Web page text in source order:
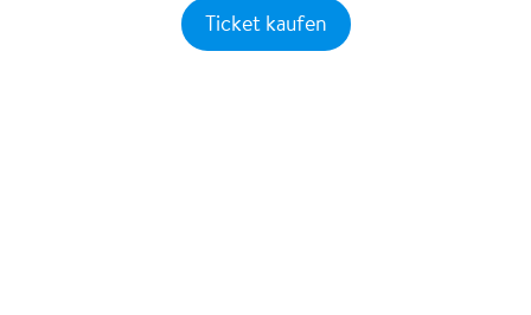
Ticket kaufen